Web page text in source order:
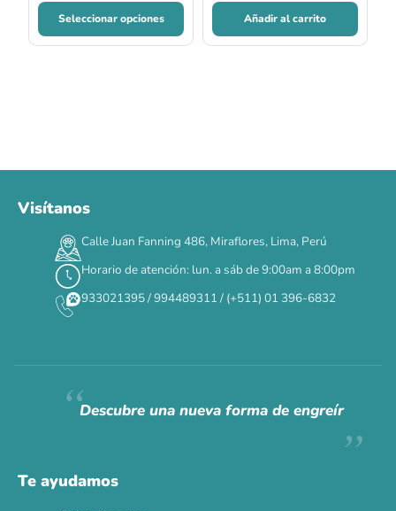
Seleccionar opciones Añadir al carrito
DÍAS HORAS MIN SEG
✕
Siempre fuimosraros.
Visítanos
Calle Juan Fanning 486, Miraflores, Lima, Perú
Horario de atención: lun. a sáb de 9:00am a 8:00pm
933021395 / 994489311 / (+511) 01 396-6832
Descubre una nueva forma de engreír
Te ayudamos